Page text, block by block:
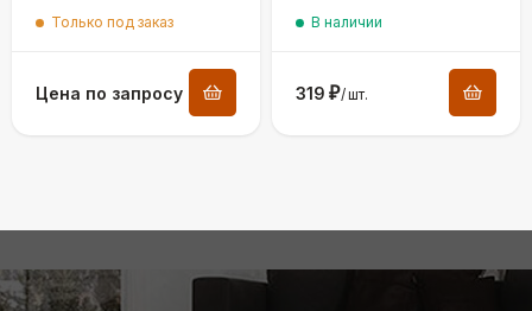
Только под заказ
Цена по запросу
В наличии
319 ₽/шт.